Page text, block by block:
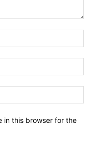
in this browser for the